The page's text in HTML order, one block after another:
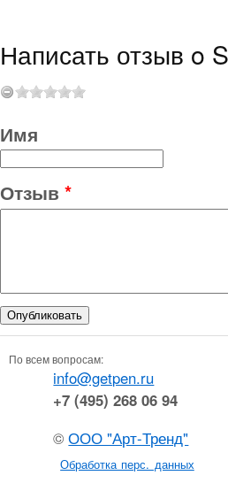
Написать отзыв o
Имя
Отзыв *
По всем вопросам:
info@getpen.ru
+7 (495) 268 06 94
©ООО "Арт-Тренд"
Обработка перс. данных